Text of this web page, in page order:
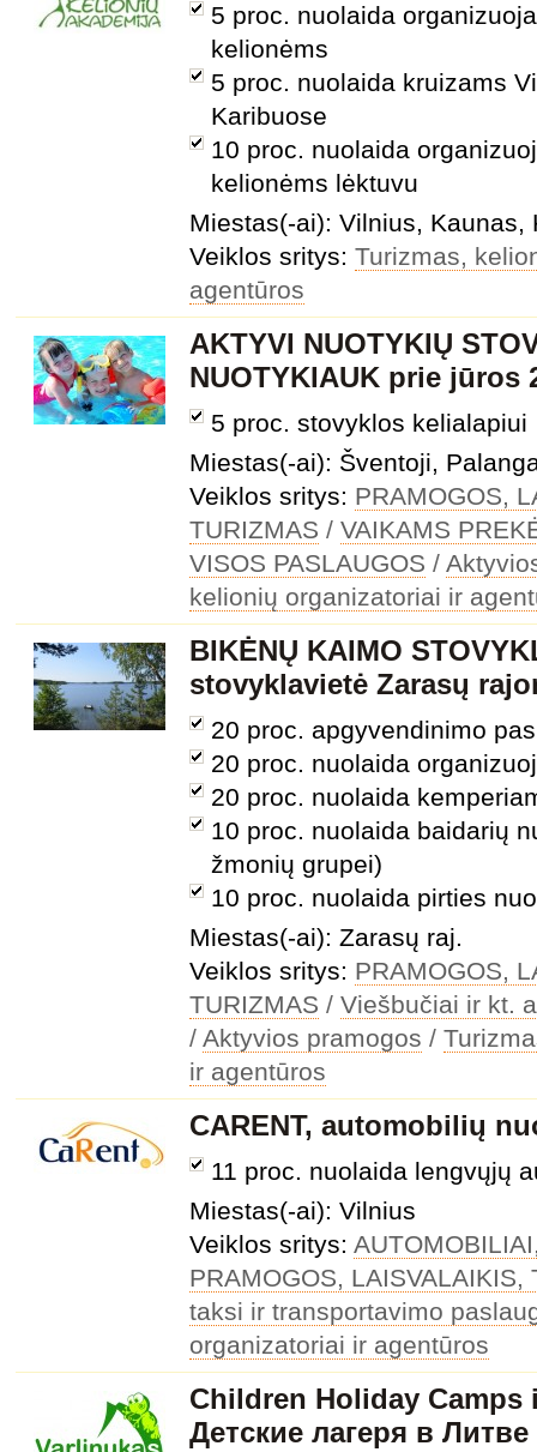
5 proc. nuolaida
kelionėms
5 proc. nuolaida kruizams
Karibuose
10 proc. nuolaida
kelionėms lėktuvu
Miestas(-ai): Vilnius, Kaunas,
Veiklos sritys: Turizmas,
agentūros
AKTYVI NUOTYKIŲ
NUOTYKIAUK prie jūros
5 proc. stovyklos kelialapiui
Miestas(-ai): Šventoji,
Veiklos sritys: PRAMOGOS,
TURIZMAS / VAIKAMS
VISOS PASLAUGOS /
kelionių organizatoriai ir
BIKĖNŲ KAIMO
stovyklavietė Zarasų
20 proc. apgyvendinimo
20 proc. nuolaida
20 proc. nuolaida
10 proc. nuolaida baidarių
žmonių grupei)
10 proc. nuolaida pirties
Miestas(-ai): Zarasų raj.
Veiklos sritys: PRAMOGOS,
TURIZMAS / Viešbučiai ir kt.
/ Aktyvios pramogos /
ir agentūros
CARENT, automobilių
11 proc. nuolaida lengvųjų
Miestas(-ai): Vilnius
Veiklos sritys:
PRAMOGOS, LAISVALAIKIS,
taksi ir transportavimo
organizatoriai ir agentūros
Children Holiday Camps
Детские лагеря в Литве